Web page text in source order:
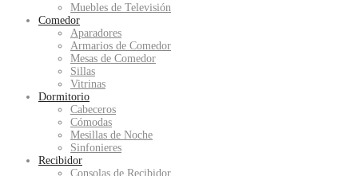
Muebles de Televisión
Comedor
Aparadores
Armarios de Comedor
Mesas de Comedor
Sillas
Vitrinas
Dormitorio
Cabeceros
Cómodas
Mesillas de Noche
Sinfonieres
Recibidor
Consolas de Recibidor